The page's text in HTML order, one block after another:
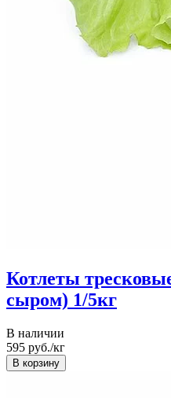
Котлеты
сыром) 1/5кг
В наличии
595 руб./кг